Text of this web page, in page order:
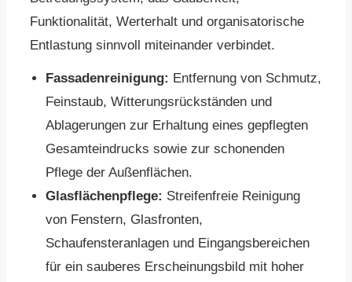
Funktionalität, Werterhalt und organisatorische
Entlastung sinnvoll miteinander verbindet.
Fassadenreinigung: Entfernung von Schmutz,
Feinstaub, Witterungsrückständen und
Ablagerungen zur Erhaltung eines gepflegten
Gesamteindrucks sowie zur schonenden
Pflege der Außenflächen.
Glasflächenpflege: Streifenfreie Reinigung
von Fenstern, Glasfronten,
Schaufensteranlagen und Eingangsbereichen
für ein sauberes Erscheinungsbild mit hoher